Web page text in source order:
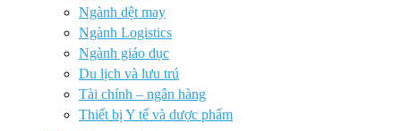
Ngành dệt may
Ngành Logistics
Ngành giáo dục
Du lịch và lưu trú
Tài chính – ngân hàng
Thiết bị Y tế và dược phẩm